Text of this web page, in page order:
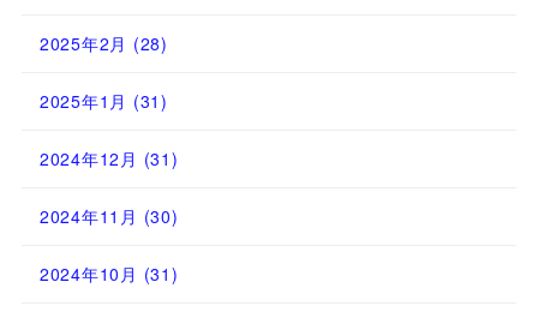
2025年2月 (28)
2025年1月 (31)
2024年12月 (31)
2024年11月 (30)
2024年10月 (31)